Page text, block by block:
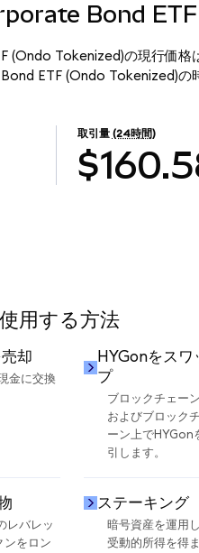
Bond ETF
Tokenized)の現行価格
ETF (Ondo Tokenized)の
取引量 (24時間)
する方法
却
金に交換
HYGonをスワ
プ
ブロックチェー
およびブロック
ーン上でHYGon
引します。
レバレッ
ンをロン
ステーキング
暗号資産を運用
受動的所得を得